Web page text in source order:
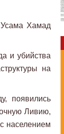
Усама Хамад
и убийства
на
появились
Ливию,
населением